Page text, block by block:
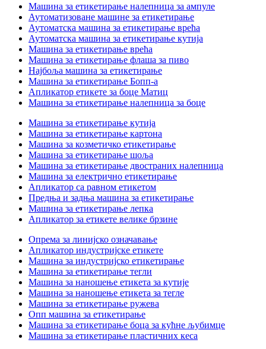
Машина за етикетирање налепница за ампуле
Аутоматизоване машине за етикетирање
Аутоматска машина за етикетирање врећа
Аутоматска машина за етикетирање кутија
Машина за етикетирање врећа
Машина за етикетирање флаша за пиво
Најбоља машина за етикетирање
Машина за етикетирање Бопп-а
Апликатор етикете за боце Матиц
Машина за етикетирање налепница за боце
Машина за етикетирање кутија
Машина за етикетирање картона
Машина за козметичко етикетирање
Машина за етикетирање шоља
Машина за етикетирање двостраних налепница
Машина за електрично етикетирање
Апликатор са равном етикетом
Предња и задња машина за етикетирање
Машина за етикетирање лепка
Апликатор за етикете велике брзине
Опрема за линијско означавање
Апликатор индустријске етикете
Машина за индустријско етикетирање
Машина за етикетирање тегли
Машина за наношење етикета за кутије
Машина за наношење етикета за тегле
Машина за етикетирање ружева
Опп машина за етикетирање
Машина за етикетирање боца за кућне љубимце
Машина за етикетирање пластичних кеса